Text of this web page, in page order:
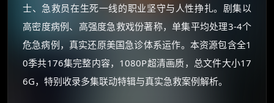
士、急救员在生死一线的职业坚守与人性挣扎。剧集以
高密度病例、高强度急救戏份著称，单集平均处理3-4个
危急病例，真实还原美国急诊体系运作。本资源包含全1
0季共176集完整内容，1080P超清画质，总文件大小17
6G，特别收录多集联动特辑与真实急救案例解析。